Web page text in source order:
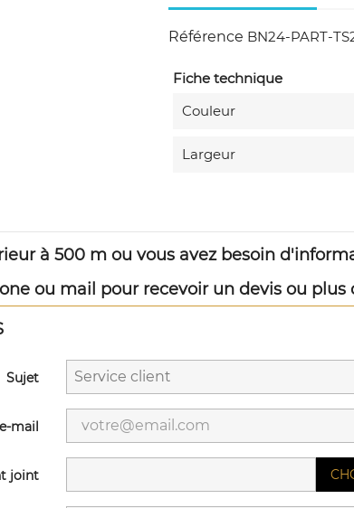
Référence BN24-PART-
Fiche technique
Couleur
Largeur
à 500 m ou vous avez besoin
ou mail pour recevoir un devis ou plus
Sujet
mail
joint